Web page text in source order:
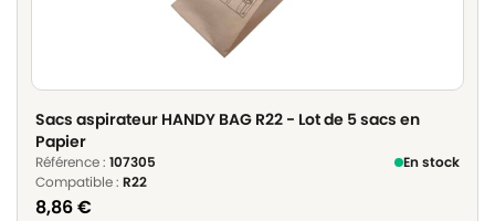
Sacs aspirateur HANDY BAG R22 - Lot de 5 sacs en
Papier
Référence : 107305
En stock
Compatible : R22
8,86€